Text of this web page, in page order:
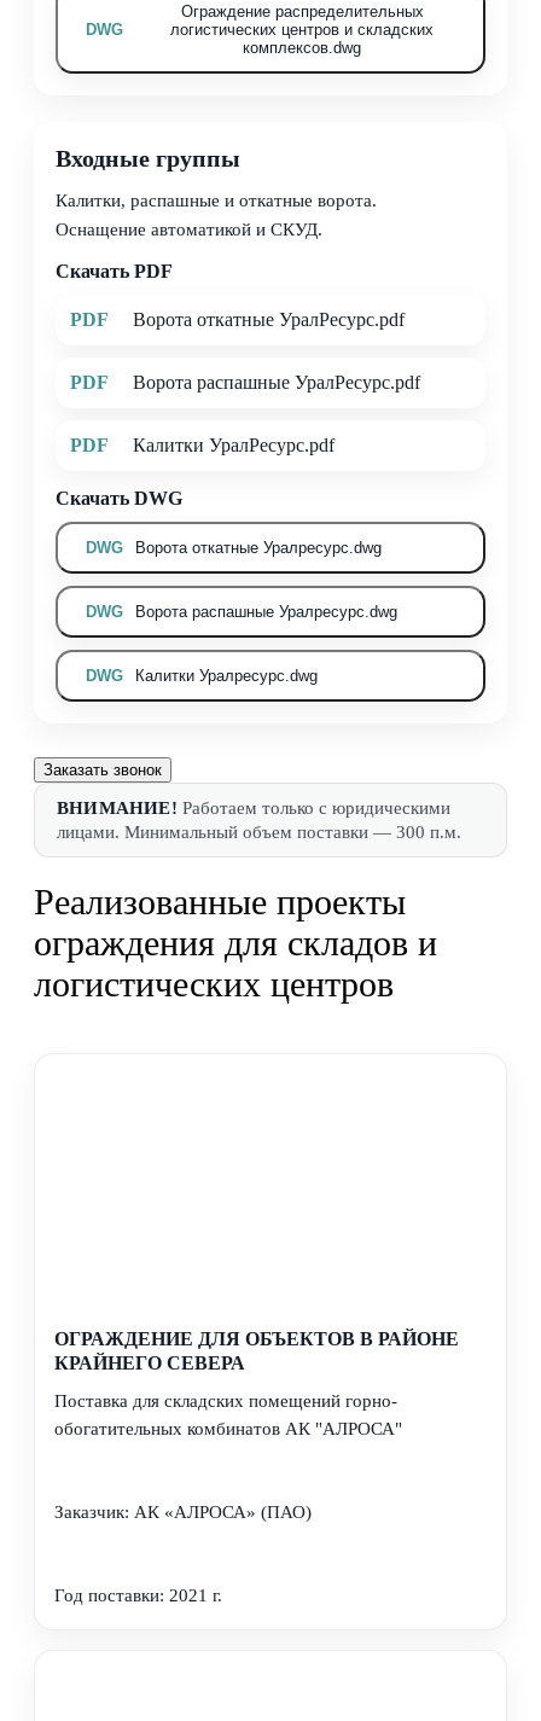
DWG
Ограждение распределительных
логистических центров и складских
комплексов.dwg
Входные группы
Калитки, распашные и откатные ворота.
Оснащение автоматикой и СКУД.
Скачать PDF
PDF Ворота откатные УралРесурс.pdf
PDF Ворота распашные УралРесурс.pdf
PDF Калитки УралРесурс.pdf
Скачать DWG
DWG Ворота откатные Уралресурс.dwg
DWG Ворота распашные Уралресурс.dwg
DWG Калитки Уралресурс.dwg
Заказать звонок
ВНИМАНИЕ! Работаем только с юридическими
лицами. Минимальный объем поставки — 300 п.м.
Реализованные проекты
ограждения для складов и
логистических центров
ОГРАЖДЕНИЕ ДЛЯ ОБЪЕКТОВ В РАЙОНЕ
КРАЙНЕГО СЕВЕРА
Поставка для складских помещений горно-
обогатительных комбинатов АК "АЛРОСА"
Заказчик: АК «АЛРОСА» (ПАО)
Год поставки: 2021 г.